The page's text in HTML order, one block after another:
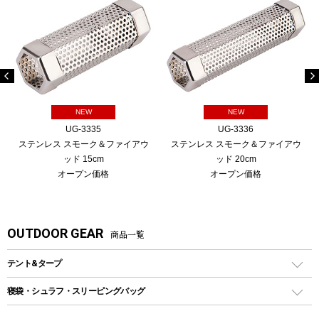
NEW
UG-3335
ステンレス スモーク＆ファイアウ
ッド 15cm
オープン価格
NEW
UG-3336
ステンレス スモーク＆ファイアウ
ッド 20cm
オープン価格
OUTDOOR GEAR 商品一覧
テント&タープ
テント
寝袋・シュラフ・スリーピングバッグ